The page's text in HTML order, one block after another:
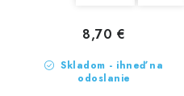
Skladom - ihneď na
odoslanie
8,70 €